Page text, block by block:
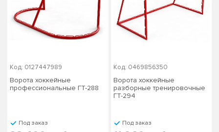
Код: 0127447989
Ворота хоккейные
професcиональные ГТ-288
Под заказ
Код: 0469856350
Ворота хоккейные
разборные тренировочные
ГТ-294
Под заказ